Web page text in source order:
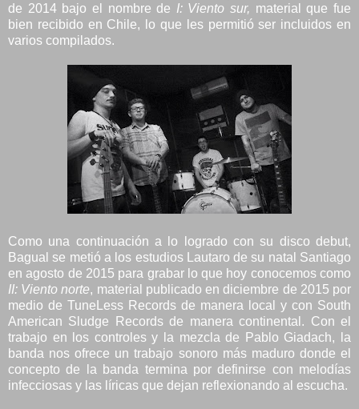
de 2014 bajo el nombre de I: Viento sur, material que fue
bien recibido en Chile, lo que les permitió ser incluidos en
varios compilados.
Como una continuación a lo logrado con su disco debut,
Bagual se metió a los estudios Lautaro de su natal Santiago
en agosto de 2015 para grabar lo que hoy conocemos como
II: Viento norte, material publicado en diciembre de 2015 por
medio de TuneLess Records de manera local y con South
American Sludge Records de manera continental. Con el
trabajo en los controles y la mezcla de Pablo Giadach, la
banda nos ofrece un trabajo sonoro más maduro donde el
concepto de la banda termina por definirse con melodías
infecciosas y las líricas que dejan reflexionando al escucha.